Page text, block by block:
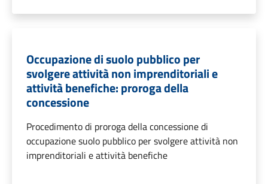
Occupazione di suolo pubblico per
svolgere attività non imprenditoriali e
attività benefiche: proroga della
concessione
Procedimento di proroga della concessione di
occupazione suolo pubblico per svolgere attività non
imprenditoriali e attività benefiche